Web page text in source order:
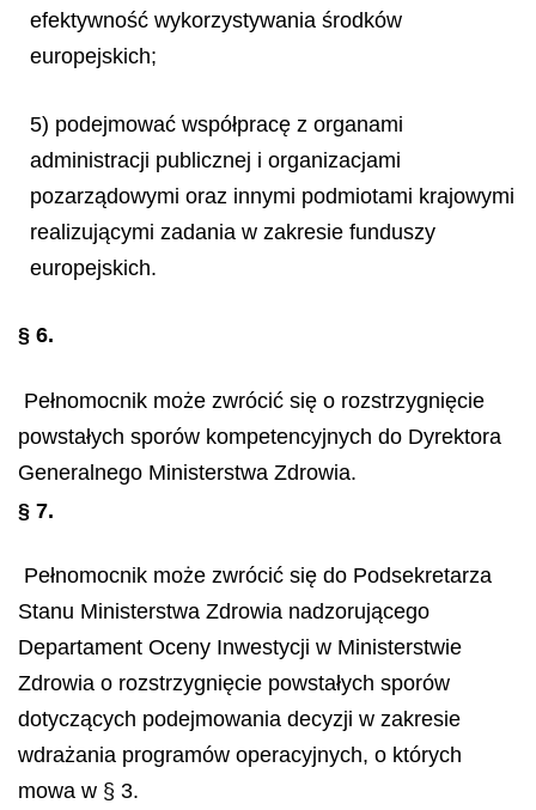
efektywność wykorzystywania środków
europejskich;
5) podejmować współpracę z organami
administracji publicznej i organizacjami
pozarządowymi oraz innymi podmiotami krajowymi
realizującymi zadania w zakresie funduszy
europejskich.
§ 6.
Pełnomocnik może zwrócić się o rozstrzygnięcie
powstałych sporów kompetencyjnych do Dyrektora
Generalnego Ministerstwa Zdrowia.
§ 7.
Pełnomocnik może zwrócić się do Podsekretarza
Stanu Ministerstwa Zdrowia nadzorującego
Departament Oceny Inwestycji w Ministerstwie
Zdrowia o rozstrzygnięcie powstałych sporów
dotyczących podejmowania decyzji w zakresie
wdrażania programów operacyjnych, o których
mowa w § 3.